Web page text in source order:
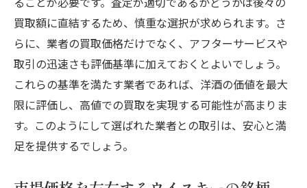
買取額に直結するため、慎重な選択が求められます。さ
らに、業者の買取価格だけでなく、アフターサービスや
取引の迅速さも評価基準に加えておくとよいでしょう。
これらの基準を満たす業者であれば、洋酒の価値を最大
限に評価し、高値での買取を実現する可能性が高まりま
す。このようにして選ばれた業者との取引は、安心と満
足を提供するでしょう。